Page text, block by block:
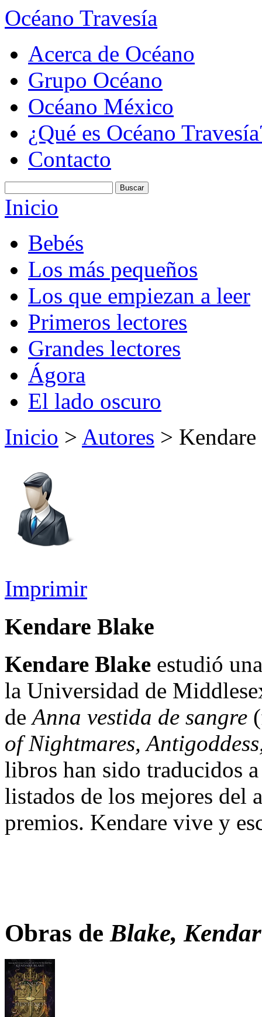
Océano Travesía
Acerca de Océano
Grupo Océano
Océano México
¿Qué es Océano
Contacto
Inicio
Bebés
Los más pequeños
Los que empiezan a leer
Primeros lectores
Grandes lectores
Ágora
El lado oscuro
Inicio > Autores >
Imprimir
Kendare Blake
Kendare Blake estudió
la Universidad de
deAnna vestida de sangre
of Nightmares,
libros han sido traducidos
listados de los mejores del
premios. Kendare vive y
Obras deBlake,